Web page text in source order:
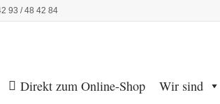
93 / 48 42 84
Direkt zum Online-Shop Wir sind